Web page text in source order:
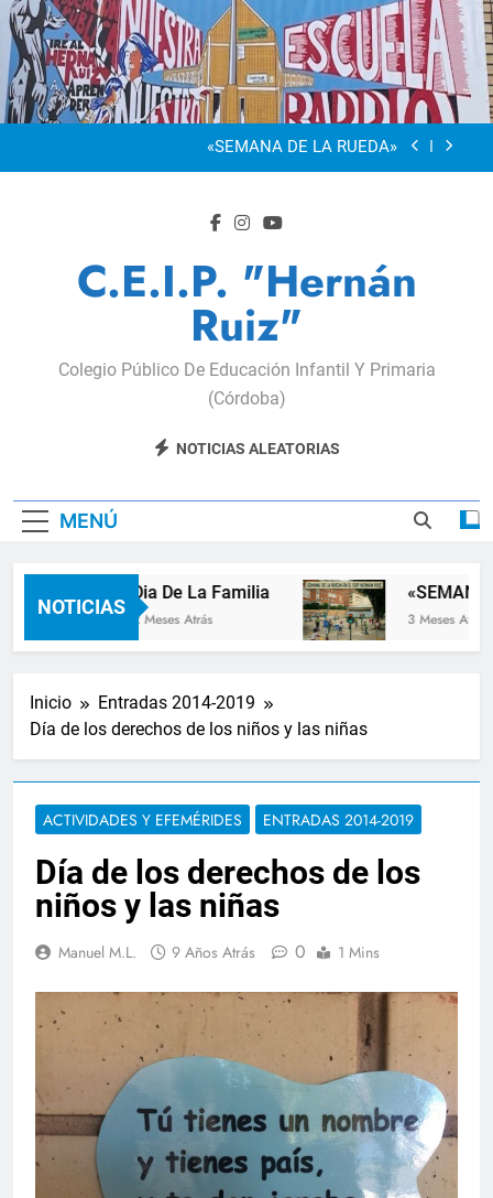
Saltar
al
contenido
“Visibles Sí”
Dia De La Familia
«SEMANA DE LA RUEDA»
Dia De La Familia
«SEMANA DE LA RUEDA»
Apadrinamiento Lector 2026
C.E.I.P. "Hernán
Ruiz"
Colegio Público De Educación Infantil Y Primaria
(Córdoba)
NOTICIAS ALEATORIAS
MENÚ
NOTICIAS
Dia De La Familia
2 Meses Atrás
«SEMANA
3 Meses Atrás
Inicio
Entradas 2014-2019
Día de los derechos de los niños y las niñas
ACTIVIDADES Y EFEMÉRIDES ENTRADAS 2014-2019
Día de los derechos de los
niños y las niñas
Manuel M.L. 9 Años Atrás 0 1 Mins